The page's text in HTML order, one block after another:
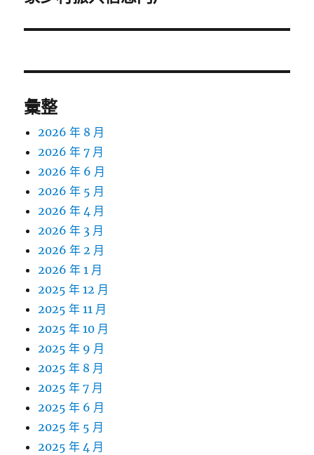
章:
彙整
2026 年 8 月
2026 年 7 月
2026 年 6 月
2026 年 5 月
2026 年 4 月
2026 年 3 月
2026 年 2 月
2026 年 1 月
2025 年 12 月
2025 年 11 月
2025 年 10 月
2025 年 9 月
2025 年 8 月
2025 年 7 月
2025 年 6 月
2025 年 5 月
2025 年 4 月